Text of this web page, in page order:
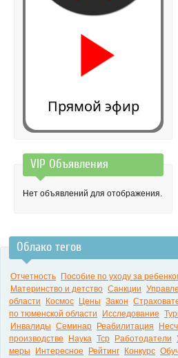
0:00
Прямой эфир
VIP Объявления
Нет объявлений для отображения.
Облако тегов
Отчетность Пособие по уходу за
Материнство и детство Санкции
области
Космос Цены Закон
по тюменской области
Исследование
Инвалиды Семинар Реабилитация
производстве
Наука Тср Работодатели
меры
Интересное Рейтинг Конкурс